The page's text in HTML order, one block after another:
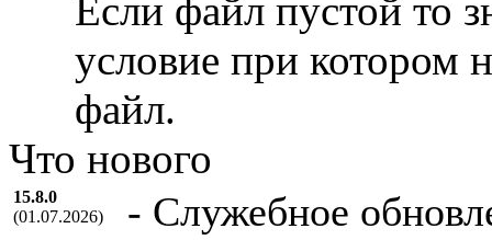
Если файл пустой то
условие при котором
файл.
Что нового
15.8.0
(01.07.2026)
- Cлужебное